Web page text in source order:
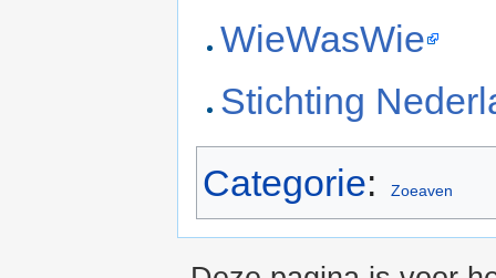
WieWasWie
Stichting
Categorie: Zoeaven